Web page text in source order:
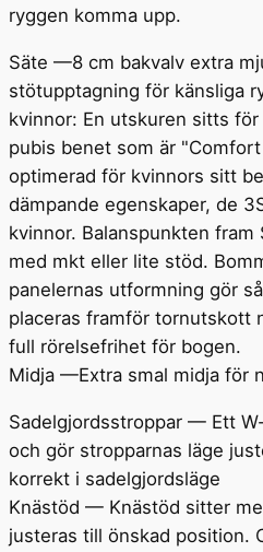
ryggen komma upp.
Säte —8 cm bakvalv extra
stötupptagning för känsliga
kvinnor: En utskuren sitts
pubis benet som är
optimerad för kvinnors sitt
dämpande egenskaper, de
kvinnor. Balanspunkten
med mkt eller lite stöd.
panelernas utformning gör
placeras framför tornutskott
full rörelsefrihet för bogen.
Midja —Extra smal midja för
Sadelgjordsstroppar — Ett
och gör stropparnas läge
korrekt i sadelgjordsläge
Knästöd — Knästöd sitter
justeras till önskad position.